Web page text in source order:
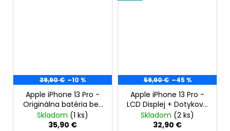
39,90 € –10 %
Apple iPhone 13 Pro -
Originálna batéria bez
BMS modulu 3095mAh
Skladom (1 ks)
35,90 €
59,90 € –45 %
Apple iPhone 13 Pro -
LCD Displej + Dotyková
Plocha + Rám -
SmartPremium InCell
Skladom (2 ks)
32,90 €